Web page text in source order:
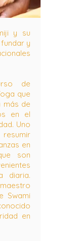
y su
y
de
que
más de
en el
Uno
en
son
diaria.
Swami
en